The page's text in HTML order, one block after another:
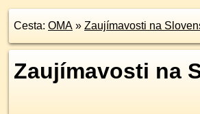
Cesta: OMA » Zaujímavosti na
Zaujímavosti na